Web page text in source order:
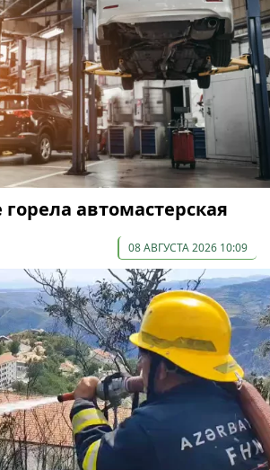
автомастерская
08 АВГУСТА 2026 10:09